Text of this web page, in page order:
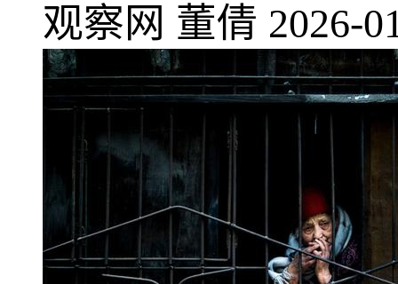
观察网 董倩 2026-